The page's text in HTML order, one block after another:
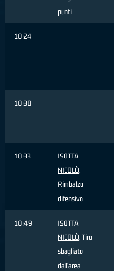
punti
10:24
10:30
10:33
ISOTTA
NICOLÒ,
Rimbalzo
difensivo
10:49
ISOTTA
NICOLÒ, Tiro
sbagliato
dall'area